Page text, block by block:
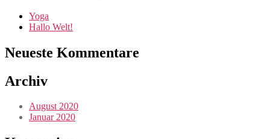
Yoga
Hallo Welt!
Neueste Kommentare
Archiv
August 2020
Januar 2020